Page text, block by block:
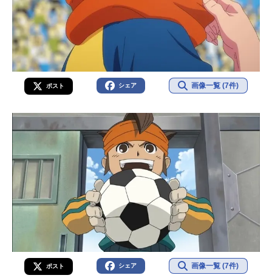
ポスト シェア 画像一覧 (7件)
ポスト シェア 画像一覧 (7件)